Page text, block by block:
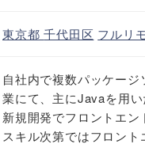
東京都千代田区 フルリ
自社内で複数パッケー
業にて、主にJavaを用
新規開発でフロントエン
スキル次第ではフロン